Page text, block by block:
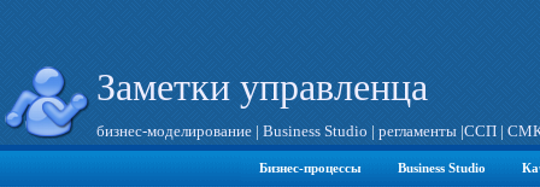
Заметки управленца
бизнес-моделирование | Business Studio | регламенты |ССП |
Бизнес-процессы Business Studio